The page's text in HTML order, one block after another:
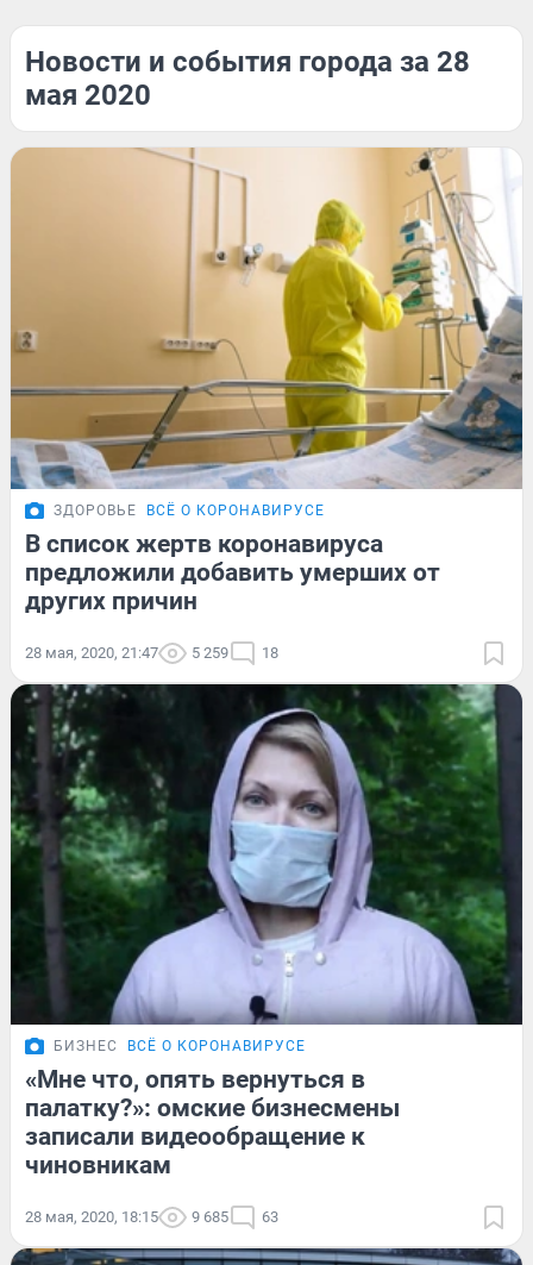
Новости и события города за 28
мая 2020
ЗДОРОВЬЕ ВСЁ О КОРОНАВИРУСЕ
В список жертв коронавируса
предложили добавить умерших от
других причин
28 мая, 2020, 21:47 5 259 18
БИЗНЕС ВСЁ О КОРОНАВИРУСЕ
«Мне что, опять вернуться в
палатку?»: омские бизнесмены
записали видеообращение к
чиновникам
28 мая, 2020, 18:15 9 685 63